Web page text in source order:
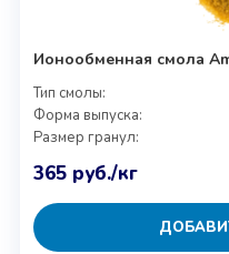
Ионообменная смола
Тип смолы:
Форма выпуска:
Размер гранул:
365 руб./кг